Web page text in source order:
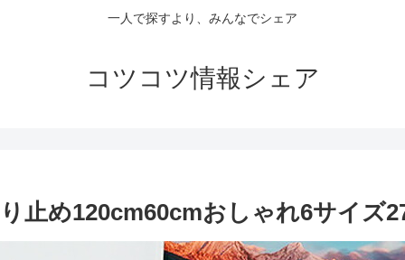
一人で探すより、みんなでシェア
コツコツ情報シェア
止め120cm60cmおしゃれ6サイズ